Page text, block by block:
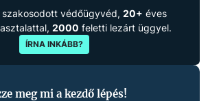
szakosodott védőügyvéd, 20+ éves
2000 feletti lezárt üggyel.
ÍRNA INKÁBB?
meg mi a kezdő lépés!